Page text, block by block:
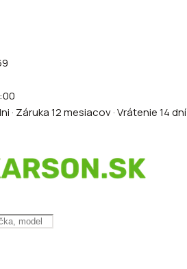
· Záruka 12 mesiacov · Vrátenie 14 dní